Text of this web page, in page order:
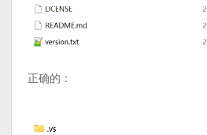
正确的：